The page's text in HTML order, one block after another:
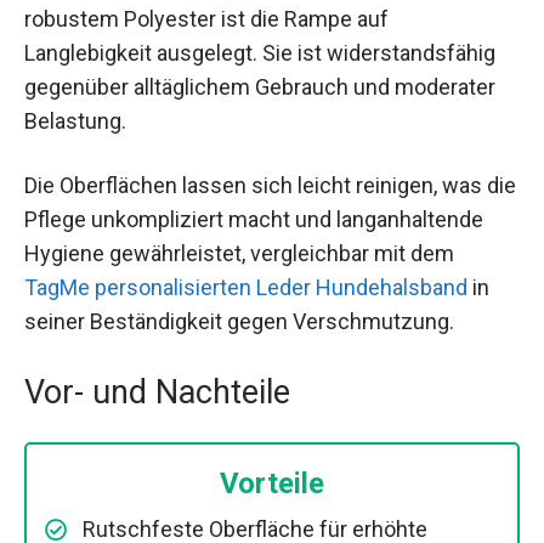
robustem Polyester ist die Rampe auf
Langlebigkeit ausgelegt. Sie ist widerstandsfähig
gegenüber alltäglichem Gebrauch und moderater
Belastung.
Die Oberflächen lassen sich leicht reinigen, was die
Pflege unkompliziert macht und langanhaltende
Hygiene gewährleistet, vergleichbar mit dem
TagMe personalisierten Leder Hundehalsband in
seiner Beständigkeit gegen Verschmutzung.
Vor- und Nachteile
Vorteile
Rutschfeste Oberfläche für erhöhte